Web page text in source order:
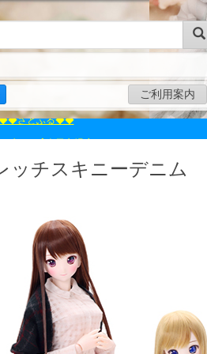
ご利用案内
ｱｿﾞﾝｵﾝﾗｲﾝｼｮｯﾌﾟX
◆◆さとふる◆◆
ッチスキニーデニム